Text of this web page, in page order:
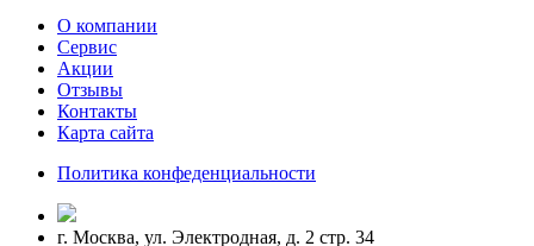
О компании
Сервис
Акции
Отзывы
Контакты
Карта сайта
Политика конфеденциальности
г. Москва, ул. Электродная, д. 2 стр. 34